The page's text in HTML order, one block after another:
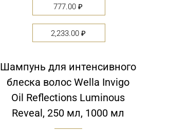
777.00₽
2,233.00 ₽
Шампунь для интенсивного
блеска волос Wella Invigo
Oil Reflections Luminous
Reveal, 250 мл, 1000 мл